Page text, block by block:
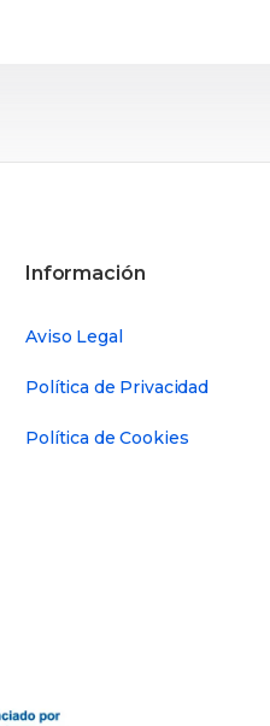
Información
Aviso Legal
Política de Privacidad
Política de Cookies